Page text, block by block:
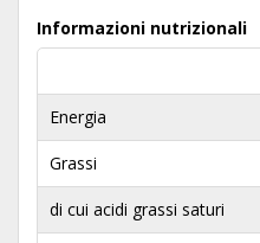
Informazioni nutrizionali
Energia
Grassi
di cui acidi grassi saturi